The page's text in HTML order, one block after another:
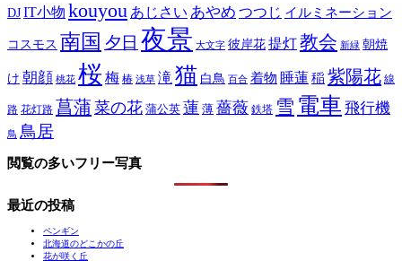
DJIT小物 kouyou あじさい あやめ つつじ イルミネーション
コスモス 南国 夕日 夜景 大文字 彼岸花提灯教会 新緑 朝焼
け 朝顔 桃花 桜 梅 椿 浅草 滝猫 白鳥 百合 着物 睡蓮 稲紫陽花 線
路 花灯路 菖蒲 菜の花 蒲公英 蓮 薄 薔薇 鉄塔 雪 電車 飛行機
鳥 鳥居
閲覧の多いフリー写真
最近の投稿
ペンギン
北海道のどこかの丘
花が咲く丘